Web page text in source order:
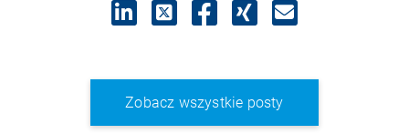
Zobacz wszystkie posty